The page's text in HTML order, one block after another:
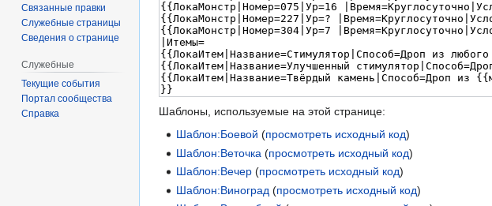
Шаблоны, используемые на этой странице:
Шаблон:Боевой (просмотреть исходный код)
Шаблон:Веточка (просмотреть исходный код)
Шаблон:Вечер (просмотреть исходный код)
Шаблон:Виноград (просмотреть исходный код)
Связанные правки
Служебные страницы
Сведения о странице
Служебные
Текущие события
Портал сообщества
Справка